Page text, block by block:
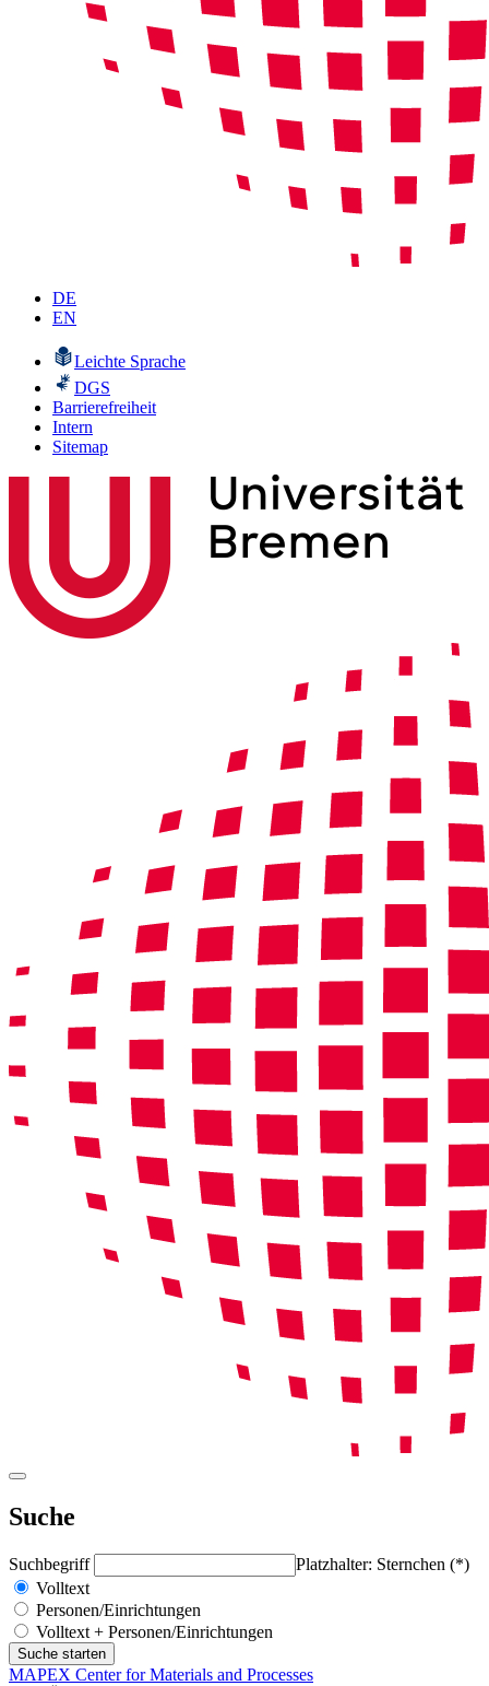
DE
EN
Leichte Sprache
DGS
Barrierefreiheit
Intern
Sitemap
Suche
Suchbegriff
Platzhalter: Sternchen (*)
Volltext
Personen/Einrichtungen
Volltext + Personen/Einrichtungen
MAPEX Center for Materials and Processes